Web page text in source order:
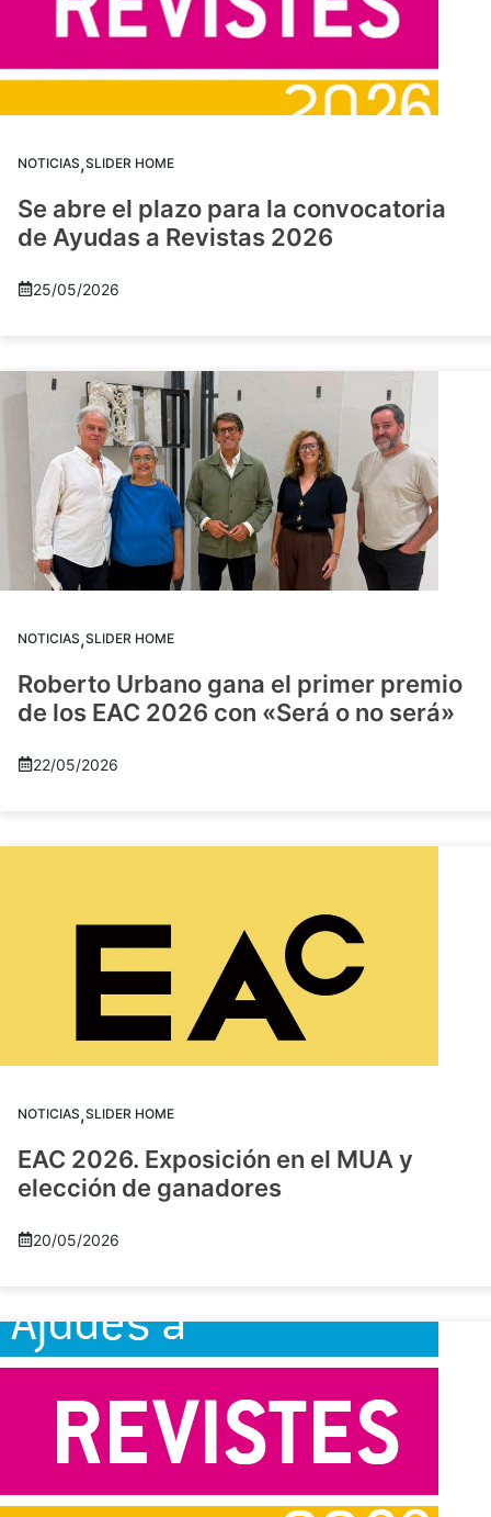
NOTICIAS,SLIDER HOME
Se abre el plazo para la convocatoria
de Ayudas a Revistas 2026
25/05/2026
NOTICIAS,SLIDER HOME
Roberto Urbano gana el primer premio
de los EAC 2026 con «Será o no será»
22/05/2026
NOTICIAS,SLIDER HOME
EAC 2026. Exposición en el MUA y
elección de ganadores
20/05/2026